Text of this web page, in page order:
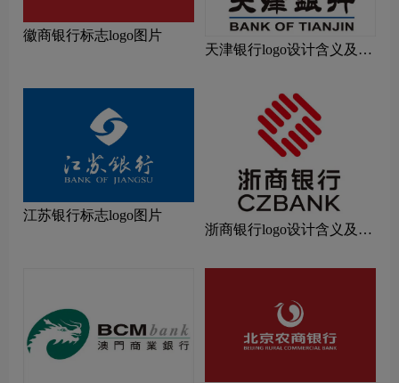
徽商银行标志logo图片
天津银行logo设计含义及设
江苏银行标志logo图片
浙商银行logo设计含义及设